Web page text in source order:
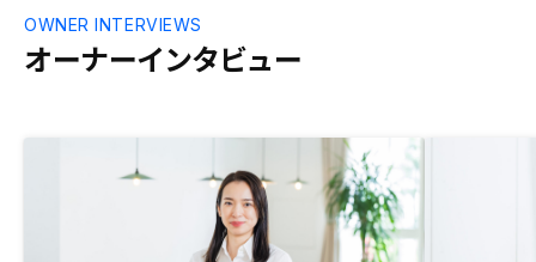
オーナーインタビュー
OWNER INTERVIEWS